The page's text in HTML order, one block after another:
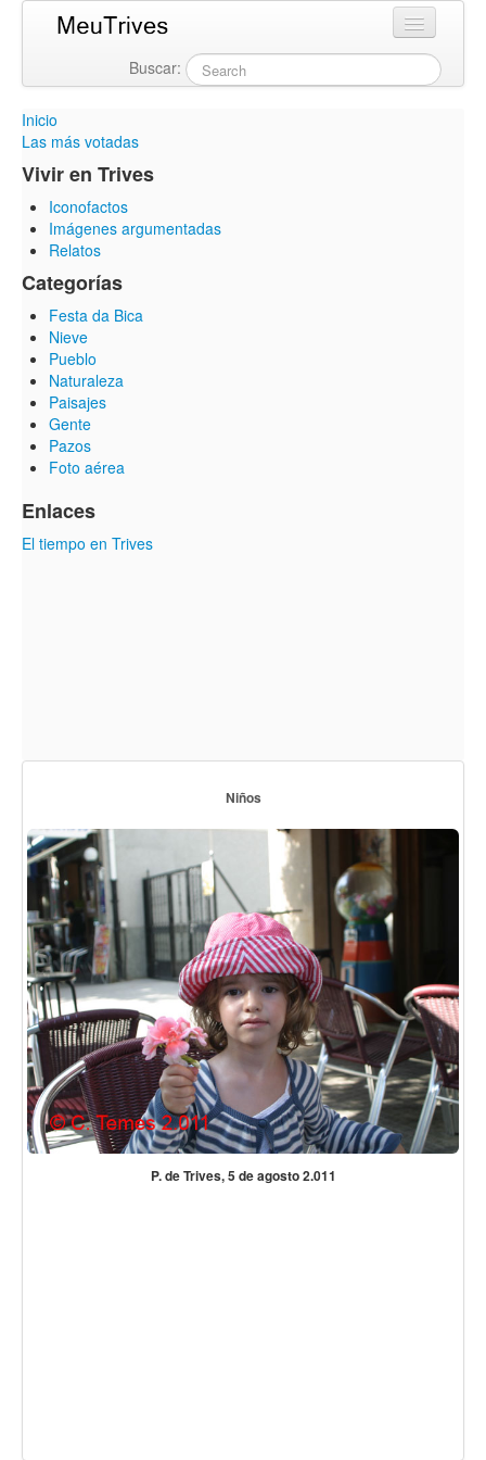
Buscar:
Inicio
Las más votadas
Vivir en Trives
Iconofactos
Imágenes argumentadas
Relatos
Categorías
Festa da Bica
Nieve
Pueblo
Naturaleza
Paisajes
Gente
Pazos
Foto aérea
Enlaces
El tiempo en Trives
Niños
P. de Trives, 5 de agosto 2.011